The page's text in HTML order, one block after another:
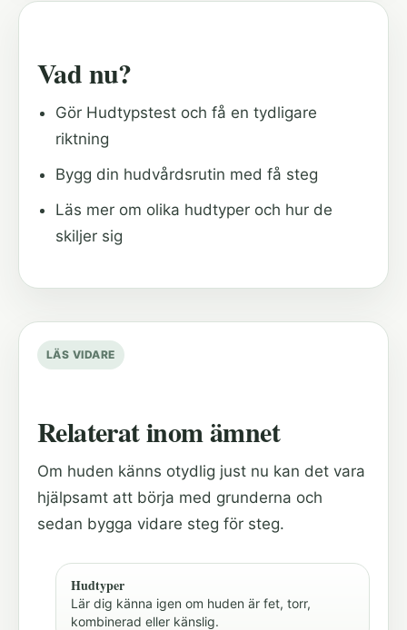
Vad nu?
Gör Hudtypstest och få en tydligare
riktning
Bygg din hudvårdsrutin med få steg
Läs mer om olika hudtyper och hur de
skiljer sig
LÄS VIDARE
Relaterat inom ämnet
Om huden känns otydlig just nu kan det vara
hjälpsamt att börja med grunderna och
sedan bygga vidare steg för steg.
Hudtyper
Lär dig känna igen om huden är fet, torr,
kombinerad eller känslig.